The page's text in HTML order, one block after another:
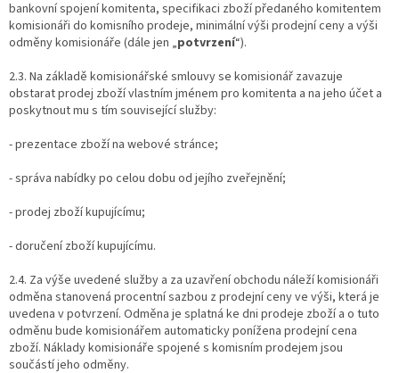
bankovní spojení komitenta, specifikaci zboží předaného komitentem
komisionáři do komisního prodeje, minimální výši prodejní ceny a výši
odměny komisionáře (dále jen „potvrzení“).
2.3. Na základě komisionářské smlouvy se komisionář zavazuje
obstarat prodej zboží vlastním jménem pro komitenta a na jeho účet a
poskytnout mu s tím související služby:
- prezentace zboží na webové stránce;
- správa nabídky po celou dobu od jejího zveřejnění;
- prodej zboží kupujícímu;
- doručení zboží kupujícímu.
2.4. Za výše uvedené služby a za uzavření obchodu náleží komisionáři
odměna stanovená procentní sazbou z prodejní ceny ve výši, která je
uvedena v potvrzení. Odměna je splatná ke dni prodeje zboží a o tuto
odměnu bude komisionářem automaticky ponížena prodejní cena
zboží. Náklady komisionáře spojené s komisním prodejem jsou
součástí jeho odměny.